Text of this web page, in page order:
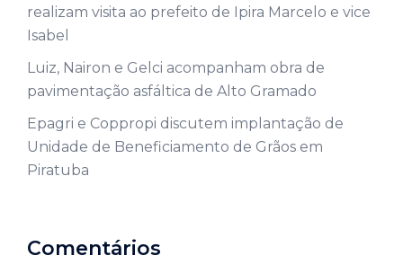
realizam visita ao prefeito de Ipira Marcelo e vice
Isabel
Luiz, Nairon e Gelci acompanham obra de
pavimentação asfáltica de Alto Gramado
Epagri e Coppropi discutem implantação de
Unidade de Beneficiamento de Grãos em
Piratuba
Comentários